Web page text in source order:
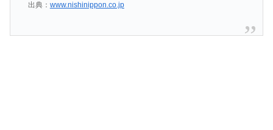
出典： www.nishinippon.co.jp